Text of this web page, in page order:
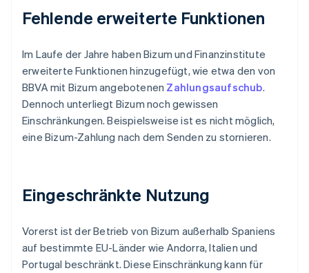
Fehlende erweiterte Funktionen
Im Laufe der Jahre haben Bizum und Finanzinstitute
erweiterte Funktionen hinzugefügt, wie etwa den von
BBVA mit Bizum angebotenen Zahlungsaufschub.
Dennoch unterliegt Bizum noch gewissen
Einschränkungen. Beispielsweise ist es nicht möglich,
eine Bizum-Zahlung nach dem Senden zu stornieren.
Eingeschränkte Nutzung
Vorerst ist der Betrieb von Bizum außerhalb Spaniens
auf bestimmte EU-Länder wie Andorra, Italien und
Portugal beschränkt. Diese Einschränkung kann für